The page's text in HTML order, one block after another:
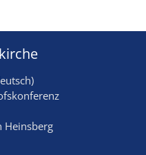
Heinsberg